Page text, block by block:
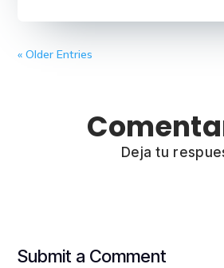
« Older Entries
Deja tu
Submit a Comment